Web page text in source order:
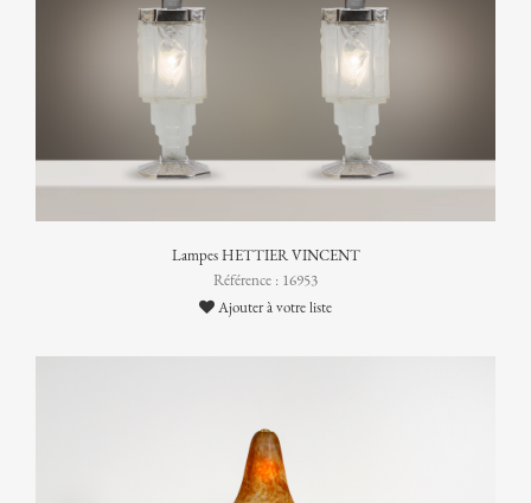
Lampes HETTIER VINCENT
Référence : 16953
Ajouter à votre liste